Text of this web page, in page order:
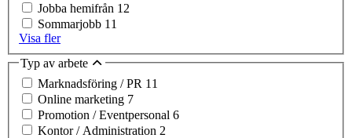
Jobba hemifrån 12
Sommarjobb 11
Visa fler
Typ av arbete
Marknadsföring / PR 11
Online marketing 7
Promotion / Eventpersonal 6
Kontor / Administration 2